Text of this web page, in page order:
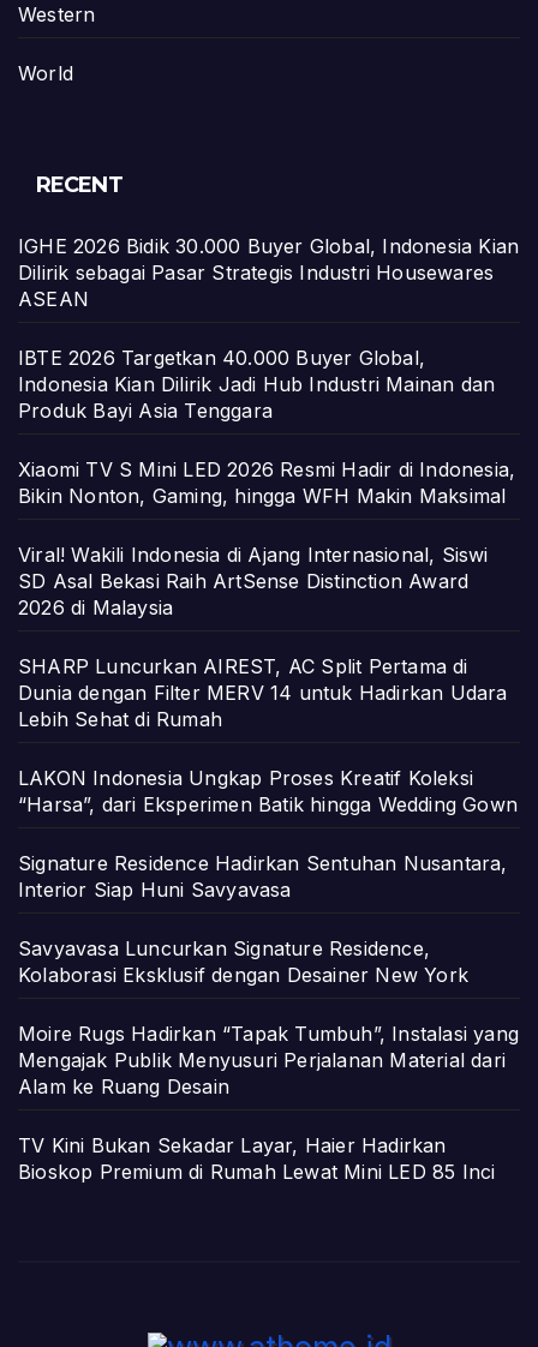
Western
World
RECENT
IGHE 2026 Bidik 30.000 Buyer Global, Indonesia Kian
Dilirik sebagai Pasar Strategis Industri Housewares
ASEAN
IBTE 2026 Targetkan 40.000 Buyer Global,
Indonesia Kian Dilirik Jadi Hub Industri Mainan dan
Produk Bayi Asia Tenggara
Xiaomi TV S Mini LED 2026 Resmi Hadir di Indonesia,
Bikin Nonton, Gaming, hingga WFH Makin Maksimal
Viral! Wakili Indonesia di Ajang Internasional, Siswi
SD Asal Bekasi Raih ArtSense Distinction Award
2026 di Malaysia
SHARP Luncurkan AIREST, AC Split Pertama di
Dunia dengan Filter MERV 14 untuk Hadirkan Udara
Lebih Sehat di Rumah
LAKON Indonesia Ungkap Proses Kreatif Koleksi
“Harsa”, dari Eksperimen Batik hingga Wedding Gown
Signature Residence Hadirkan Sentuhan Nusantara,
Interior Siap Huni Savyavasa
Savyavasa Luncurkan Signature Residence,
Kolaborasi Eksklusif dengan Desainer New York
Moire Rugs Hadirkan “Tapak Tumbuh”, Instalasi yang
Mengajak Publik Menyusuri Perjalanan Material dari
Alam ke Ruang Desain
TV Kini Bukan Sekadar Layar, Haier Hadirkan
Bioskop Premium di Rumah Lewat Mini LED 85 Inci